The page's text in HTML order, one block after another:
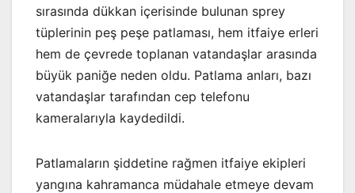
sırasında dükkan içerisinde bulunan sprey
tüplerinin peş peşe patlaması, hem itfaiye erleri
hem de çevrede toplanan vatandaşlar arasında
büyük paniğe neden oldu. Patlama anları, bazı
vatandaşlar tarafından cep telefonu
kameralarıyla kaydedildi.
Patlamaların şiddetine rağmen itfaiye ekipleri
yangına kahramanca müdahale etmeye devam